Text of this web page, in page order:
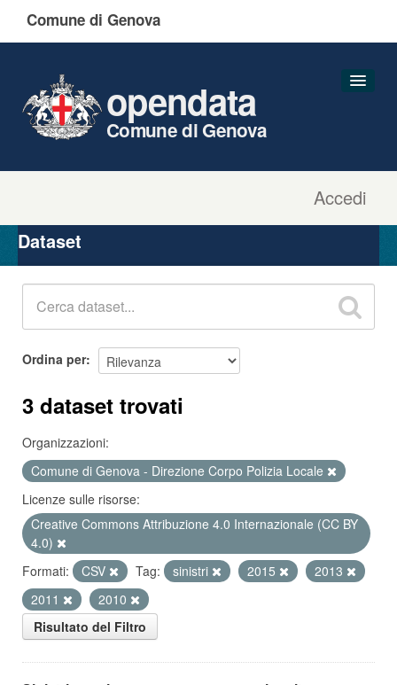
Comune di Genova
Accedi
opendata
Comune di Genova
Organizzazioni
Gruppi
Dataset
Ordina per
3 dataset trovati
Organizzazioni:
Comune di Genova - Direzione Corpo Polizia Locale
Licenze sulle risorse:
Creative Commons Attribuzione 4.0 Internazionale (CC BY
4.0)
Formati:
CSV Tag: sinistri 2015
2013
2011
2010
Risultato del Filtro